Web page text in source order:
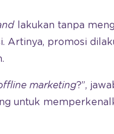
lakukan tanpa
Artinya, promosi
marketing?”,
untuk